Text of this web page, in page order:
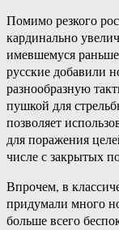
Помимо резкого
кардинально
имевшемуся раньше
русские добавили
разнообразную
пушкой для
позволяет
для поражения
числе с закрытых
Впрочем, в
придумали много
больше всего